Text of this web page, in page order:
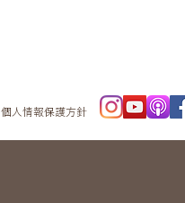
個人情報保護方針